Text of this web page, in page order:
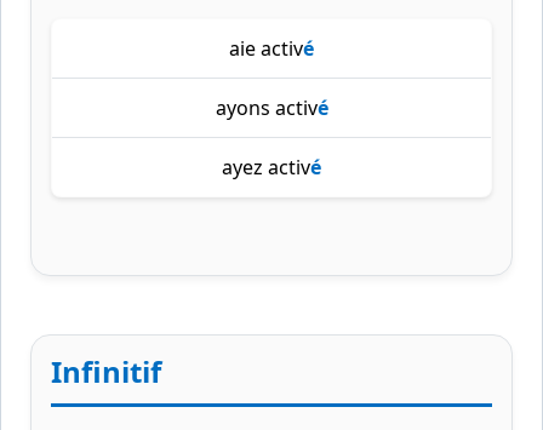
aie activé
ayons activé
ayez activé
Infinitif